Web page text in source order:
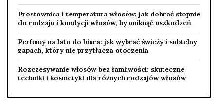
Prostownica i temperatura włosów: jak dobrać stopnie
do rodzaju i kondycji włosów, by uniknąć uszkodzeń
Perfumy na lato do biura: jak wybrać świeży i subtelny
zapach, który nie przytłacza otoczenia
Rozczesywanie włosów bez łamliwości: skuteczne
techniki i kosmetyki dla różnych rodzajów włosów